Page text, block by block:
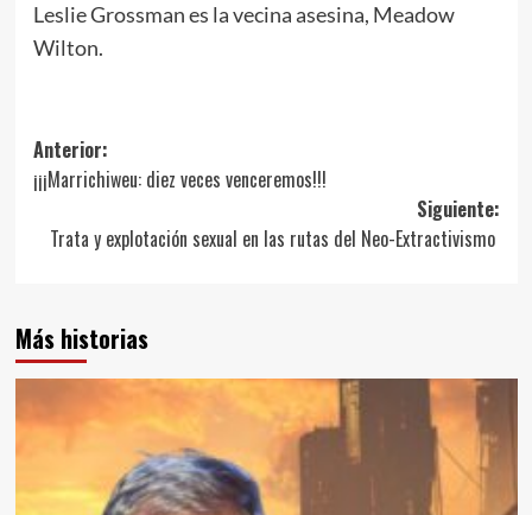
Leslie Grossman es la vecina asesina, Meadow
Wilton.
Navegación
de
entradas
Anterior:
¡¡¡Marrichiweu: diez veces venceremos!!!
Siguiente:
Trata y explotación sexual en las rutas del Neo-Extractivismo
Más historias